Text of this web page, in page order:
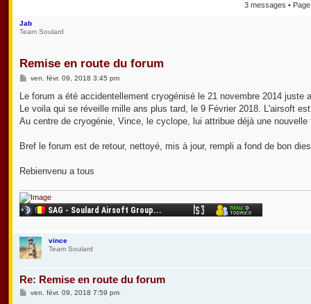
3 messages •
Jab
Team Soulard
Remise en route du forum
M
s
a
g
ven. févr. 09, 2018 3:45 pm
Le forum a été accidentellement cryogénisé le 21 novembre 2014 juste
Le voila qui se réveille mille ans plus tard, le 9 Février 2018. L'airsoft
Au centre de cryogénie, Vince, le cyclope, lui attribue déjà une nouvelle
Bref le forum est de retour, nettoyé, mis à jour, rempli a fond de bon
Rebienvenu a tous
vince
Team Soulard
Re: Remise en route du forum
Mven. févr. 09, 2018 7:59 pm